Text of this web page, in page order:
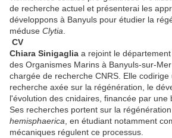
de recherche actuel et présenterai les
développons à Banyuls pour étudier la
méduse Clytia
CV
Chiara Sinigaglia a rejoint le
des Organismes Marins à Banyuls-sur-
chargée de recherche CNRS. Elle
recherche axée sur la régénération, le
l'évolution des cnidaires, financée par une
Ses recherches portent sur la
hemisphaerica , en étudiant notamment
mécaniques régulent ce processus.